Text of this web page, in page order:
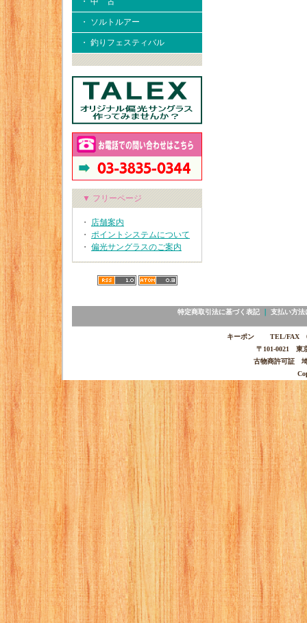
・ ソルトルアー
・ 釣りフェスティバル
▼ フリーページ
・ 店舗案内
・ ポイントシステムについて
・ 偏光サングラスのご案内
特定商取引法に基づく表記｜ 支払い方法
キーポン TEL/FAX
〒101-0021 東
古物商許可証